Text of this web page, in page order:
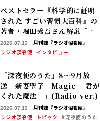
ベストセラー『科学的に証明
された すごい習慣大百科』の
著者・堀田秀吾さん解説「睡
眠で脳の“ごみ”を洗い流す」――
認知症リスクを下げる休養の
新常識
2026.07.16
月刊誌『ラジオ深夜便』
ラジオ深夜便 インタビュー
「深夜便のうた」8～9月放
送 新妻聖子「Magic ―君が
くれた魔法―」(Radio ver.)
2026.07.16
月刊誌『ラジオ深夜便』
ラジオ深夜便
トピック #深夜便のうた